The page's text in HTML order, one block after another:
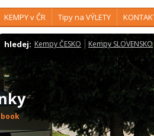
KEMPY v ČR Tipy na VÝLETY
hledej: Kempy ČESKO Kempy SLOVENSKO